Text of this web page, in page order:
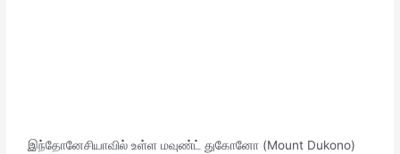
இந்தோனேசியாவில் உள்ள மவுண்ட் துகோனோ (Mount Dukono)